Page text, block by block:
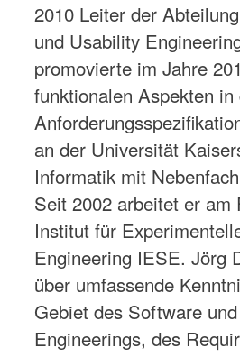
2010 Leiter der
und Usability
promovierte im Jahre
funktionalen Aspekten in
an der Universität
Informatik mit
Seit 2002 arbeitet er am
Institut für
Engineering IESE. Jörg
über umfassende
Gebiet des Software
Engineerings, des